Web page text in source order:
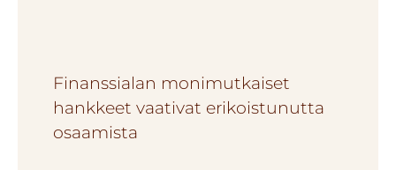
Finanssialan monimutkaiset
hankkeet vaativat erikoistunutta
osaamista